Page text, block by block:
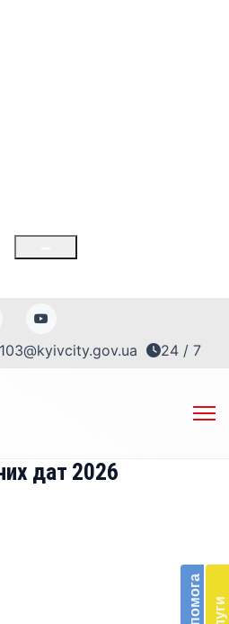
24 / 7
дат 2026